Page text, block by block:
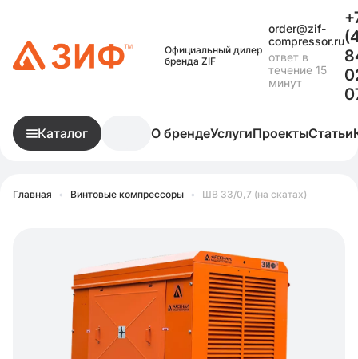
Официальный дилер
бренда ZIF
order@zif-
compressor.ru
ответ в
течение 15
минут
Каталог О брендеУслугиПроектыСтатьи
Главная • Винтовые компрессоры • ШВ 33/0,7 (на скатах)